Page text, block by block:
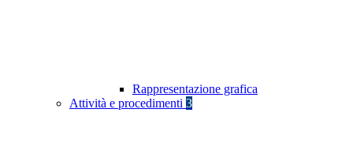
Rappresentazione grafica
Attività e procedimenti 3